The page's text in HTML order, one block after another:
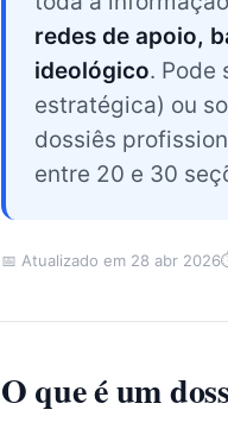
redes de apoio,
ideológico. Pode
estratégica) ou
dossiês
entre 20 e 30
📅 Atualizado em 28 abr 2026
O que é um